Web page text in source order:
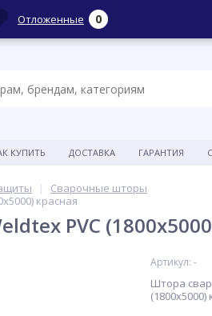
КУПИТЬ ДОСТАВКА ГАРАНТИЯ
Сварочные шторы
красная
PVC
Артикул: -
Штора
(1800х5000)
Отложенные 0